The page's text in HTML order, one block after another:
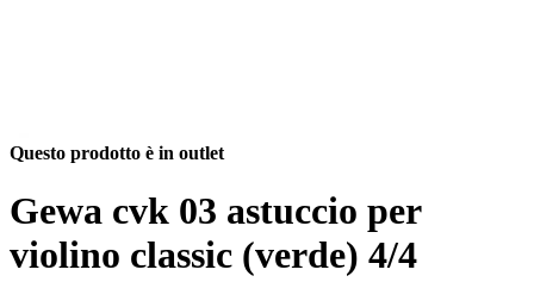
Questo prodotto è in outlet
Gewa cvk 03 astuccio per
violino classic (verde) 4/4